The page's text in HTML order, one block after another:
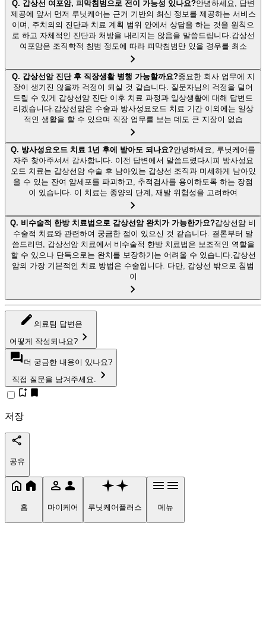
Q. 갑상선 여포암, 피막침범으로 전이 가능성 있나요?안녕하세요, 답변
제공에 앞서 먼저 루닛케어는 근거 기반의 최신 정보를 제공하는 서비스
이며, 주치의의 진단과 치료 계획 범위 안에서 상담을 하는 것을 원칙으
로 하고 자체적인 진단과 처방을 내리지는 않음을 말씀드립니다.갑상선
여포암은 조직학적 침범 정도에 따라 피막침범만 있을 경우를 최소
Q. 갑상선암 진단 후 직장생활 병행 가능할까요?중요한 회사 업무에 지
장이 생기진 않을까 걱정이 되실 것 같습니다. 질문자님의 걱정을 덜어
드릴 수 있게 갑상선암 진단 이후 치료 과정과 일상생활에 대해 답변드
리겠습니다.갑상선암은 수술과 방사성요오드 치료 기간 이외에는 일상
적인 생활을 할 수 있으며 직장 업무를 보는 데도 큰 지장이 없습
Q. 방사성요오드 치료 1년 후에 받아도 되나요?안녕하세요, 루닛케어를
자주 찾아주셔서 감사합니다. 이전 답변에서 말씀드렸다시피 방사성요
오드 치료는 갑상선암 수술 후 남아있는 갑상선 조직과 미세하게 남아있
을 수 있는 잔여 암세포를 파괴하고, 추적검사를 용이하도록 하는 장점
이 있습니다. 이 치료는 종양의 단계, 재발 위험성을 고려하여
Q. 비수술적 한방 치료법으로 갑상선암 완치가 가능한가요?갑상선암 비
수술적 치료와 관련하여 궁금한 점이 있으신 것 같습니다. 결론부터 말
씀드리면, 갑상선암 치료에서 비수술적 한방 치료법은 보조적인 역할을
할 수 있으나 단독으로는 완치를 보장하기는 어려울 수 있습니다.갑상선
암의 가장 기본적인 치료 방법은 수술입니다. 다만, 갑상선 밖으로 침범
이
의료팀 답변은
어떻게 작성되나요?
더 궁금한 내용이 있나요?
직접 질문을 남겨주세요.
저장
공유
홈 마이케어 루닛케어플러스 메뉴